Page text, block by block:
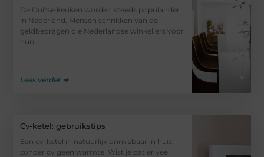
De Duitse keuken worden steeds populairder
in Nederland. Mensen schrikken van de
geldbedragen die Nederlandse winkeliers voor
hun
Lees verder ➜
Cv-ketel: gebruikstips
Een cv-ketel in natuurlijk onmisbaar in huis:
zonder cv geen warmte! Wist je dat er veel